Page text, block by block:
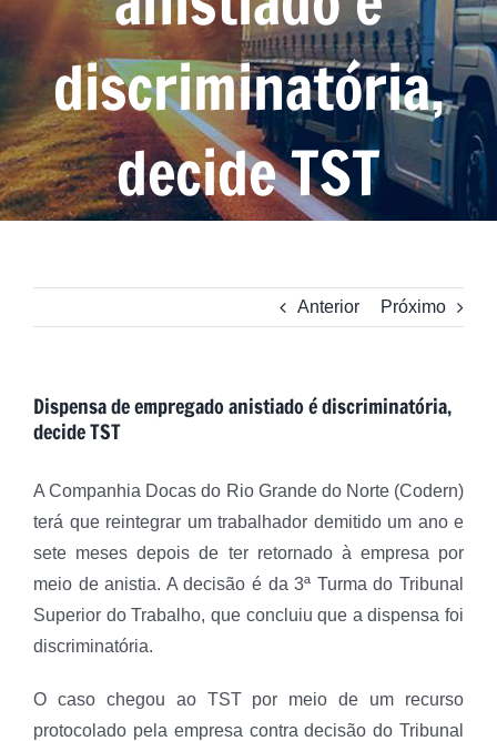
discriminatória,
decide TST
Anterior Próximo
Dispensa de empregado anistiado é discriminatória,
decide TST
A Companhia Docas do Rio Grande do Norte (Codern)
terá que reintegrar um trabalhador demitido um ano e
sete meses depois de ter retornado à empresa por
meio de anistia. A decisão é da 3ª Turma do Tribunal
Superior do Trabalho, que concluiu que a dispensa foi
discriminatória.
O caso chegou ao TST por meio de um recurso
protocolado pela empresa contra decisão do Tribunal